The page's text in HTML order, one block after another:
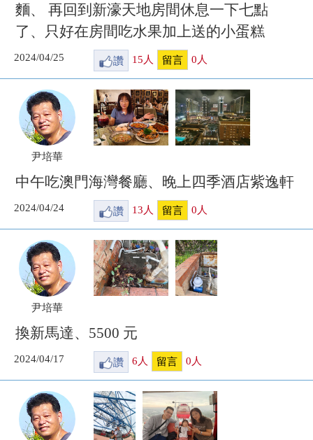
麵、 再回到新濠天地房間休息一下七點
了、只好在房間吃水果加上送的小蛋糕
2024/04/25 讚 15 人 留言 0 人
尹培華
中午吃澳門海灣餐廳、晚上四季酒店紫逸軒
2024/04/24 讚 13 人 留言 0 人
尹培華
換新馬達、5500 元
2024/04/17 讚 6 人 留言 0 人